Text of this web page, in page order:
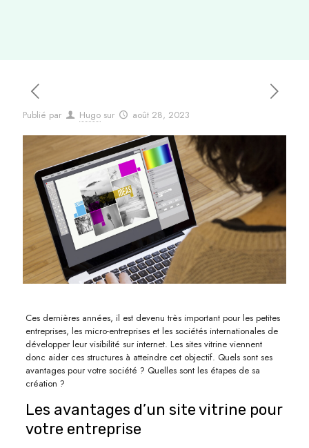
Publié par Hugo sur août 28, 2023
Ces dernières années, il est devenu très important pour les petites
entreprises, les micro-entreprises et les sociétés internationales de
développer leur visibilité sur internet. Les sites vitrine viennent
donc aider ces structures à atteindre cet objectif. Quels sont ses
avantages pour votre société ? Quelles sont les étapes de sa
création ?
Les avantages d’un site vitrine pour
votre entreprise